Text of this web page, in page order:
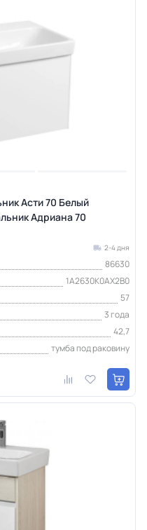
Асти 70 Белый
Адриана 70
2-4 дня
86630
1A2630K0AX2B0
57
3 года
42,7
тумба под раковину